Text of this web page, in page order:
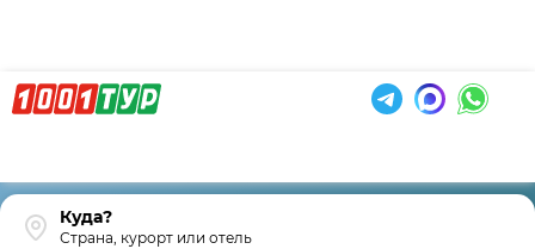
Страна, курорт или отель